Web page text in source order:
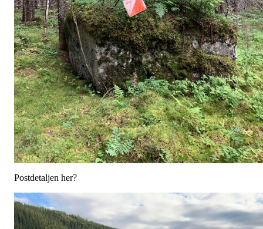
Postdetaljen her?